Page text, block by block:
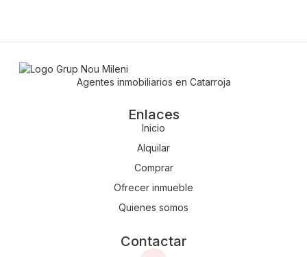
Agentes inmobiliarios en Catarroja
Enlaces
Inicio
Alquilar
Comprar
Ofrecer inmueble
Quienes somos
Contactar